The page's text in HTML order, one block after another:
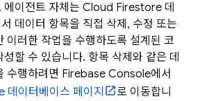
에이전트 자체는 Cloud Firestore 데
데이터 항목을 직접 삭제, 수정 또는
이러한 작업을 수행하도록 설계된 코
할 수 있습니다. 항목 삭제와 같은 데
수행하려면 Firebase Console에서
데이터베이스 페이지
로 이동합니